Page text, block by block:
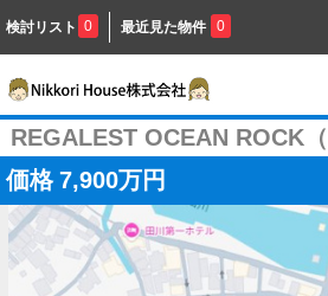
検討リスト 0 最近見た物件 0
REGALEST OCEAN ROCK（
価格 7,900万円